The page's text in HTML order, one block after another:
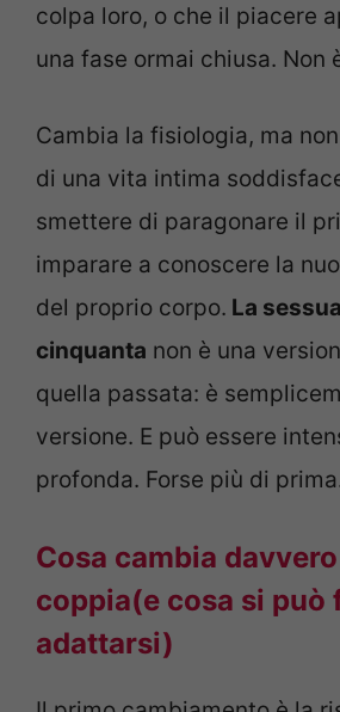
colpa loro, o che il piacere
una fase ormai chiusa. Non
Cambia la fisiologia, ma
di una vita intima
smettere di paragonare il
imparare a conoscere la
del proprio corpo. La
cinquanta non è una
quella passata: è
versione. E può essere
profonda. Forse più di
Cosa cambia
coppia(e cosa si può
adattarsi)